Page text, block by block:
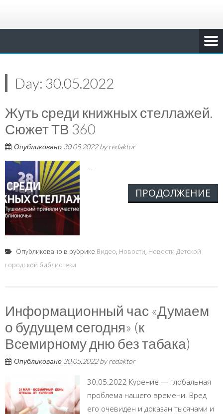
Day: 30.05.2022
Жуть среди книжных стеллажей.
Сюжет ТВ 360
Опубликовано 30.05.2022byredaktor
ПРОДОЛЖЕНИЕ
Опубликовано в рубрике Видео, Новости, Новости Детской
городской библиотеки
Информационный час «Думаем
о будущем сегодня» (к
Всемирному дню без табака)
Опубликовано 30.05.2022byredaktor
30.05.2022 Курение — глобальная
проблема нашего времени. Вред
его очевиден и доказан тысячами и